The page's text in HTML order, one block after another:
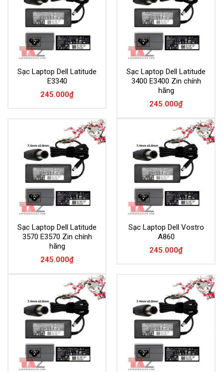
Sạc Laptop Dell Latitude
E3340
245.000₫
Sạc Laptop Dell Latitude
3400 E3400 Zin chính
hãng
245.000₫
Add to
Wishlist
Sạc Laptop Dell Latitude
3570 E3570 Zin chính
hãng
245.000₫
Add to
Wishlist
Sạc Laptop Dell Vostro
A860
245.000₫
Add to
Wishlist
Add to
Wishlist